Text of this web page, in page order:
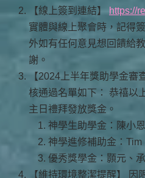
【線上簽到連結】
https://
實體與線上聚會時，記得
外如有任何意見想回饋給
謝。
【2024上半年獎助學金審
核通過名單如下： 恭禧以
主日禮拜發放獎金。
神學生助學金：陳小恩
神學進修補助金：Tim
優秀獎學金：顥元、
【維持環境整潔提醒】 因